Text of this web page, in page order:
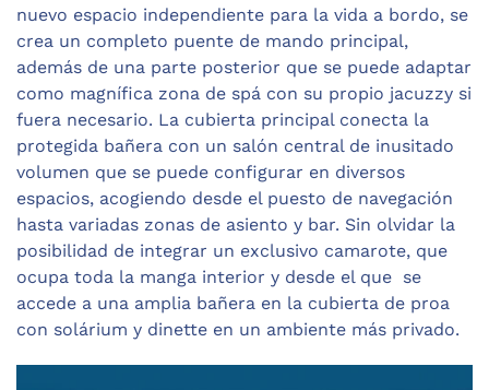
nuevo espacio independiente para la vida a bordo, se
crea un completo puente de mando principal,
además de una parte posterior que se puede adaptar
como magnífica zona de spá con su propio jacuzzy si
fuera necesario. La cubierta principal conecta la
protegida bañera con un salón central de inusitado
volumen que se puede configurar en diversos
espacios, acogiendo desde el puesto de navegación
hasta variadas zonas de asiento y bar. Sin olvidar la
posibilidad de integrar un exclusivo camarote, que
ocupa toda la manga interior y desde el que se
accede a una amplia bañera en la cubierta de proa
con solárium y dinette en un ambiente más privado.